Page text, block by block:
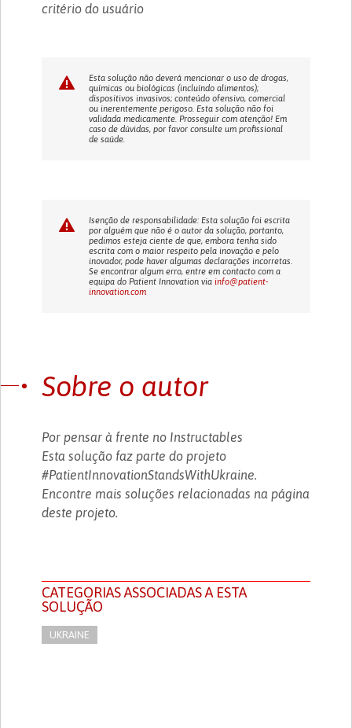
critério do usuário
Esta solução não deverá mencionar o uso de drogas,
químicas ou biológicas (incluíndo alimentos);
dispositivos invasivos; conteúdo ofensivo, comercial
ou inerentemente perigoso. Esta solução não foi
validada medicamente. Prosseguir com atenção! Em
caso de dúvidas, por favor consulte um profissional
de saúde.
Isenção de responsabilidade: Esta solução foi escrita
por alguém que não é o autor da solução, portanto,
pedimos esteja ciente de que, embora tenha sido
escrita com o maior respeito pela inovação e pelo
inovador, pode haver algumas declarações incorretas.
Se encontrar algum erro, entre em contacto com a
equipa do Patient Innovation viainfo@patient-
innovation.com
Sobre o autor
Por pensar à frente no Instructables
Esta solução faz parte do projeto
#PatientInnovationStandsWithUkraine.
Encontre mais soluções relacionadas na página
deste projeto.
CATEGORIAS ASSOCIADAS A ESTA
SOLUÇÃO
UKRAINE